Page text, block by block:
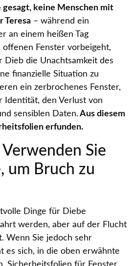
gesagt, keine Menschen mit
Teresa – während ein
an einem heißen Tag
offenen Fenster vorbeigeht,
Dieb die Unachtsamkeit des
finanzielle Situation zu
ein zerbrochenes Fenster,
Identität, den Verlust von
sensiblen Daten.Aus diesem
erfunden.
Verwenden Sie
um Bruch zu
Dinge für Diebe
werden, aber auf der Flucht
Wenn Sie jedoch sehr
es sich, in die oben erwähnte